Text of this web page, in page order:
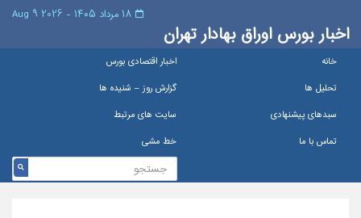
اخبار بورس اوراق بهادار تهران
خانه
اخبار اقتصادی بورس
تحلیل ها
گزارش روز – شنيده ها
سبدهای پیشنهادی
سایت های مرتبط
تماس با ما
خط مشی